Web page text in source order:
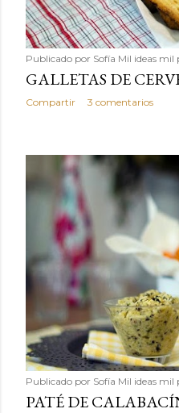
Publicado por Sofía Mil ideas mil
GALLETAS DE
Compartir 3 comentarios
Publicado por Sofía Mil ideas mil
PATÉ DE